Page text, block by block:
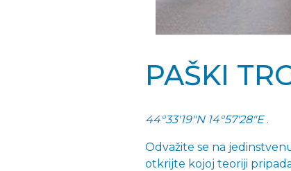
PAŠKI
44°33'19"N 14°57'28"E.
Odvažite se na
otkrijte kojoj teoriji